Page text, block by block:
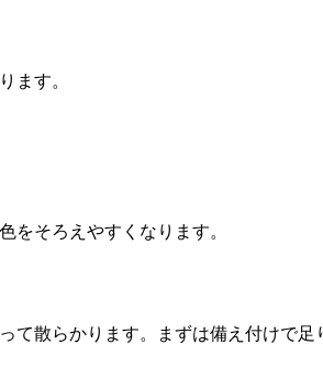
ます。
をそろえやすくなります。
散らかります。まずは備え付けで足